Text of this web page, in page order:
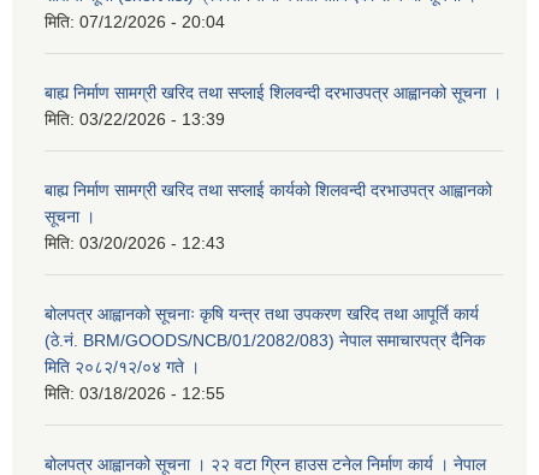
मिति: 07/12/2026 - 20:04
बाह्य निर्माण सामग्री खरिद तथा सप्लाई शिलवन्दी दरभाउपत्र आह्वानको सूचना ।
मिति: 03/22/2026 - 13:39
बाह्य निर्माण सामग्री खरिद तथा सप्लाई कार्यको शिलवन्दी दरभाउपत्र आह्वानको
सूचना ।
मिति: 03/20/2026 - 12:43
बोलपत्र आह्वानको सूचनाः कृषि यन्त्र तथा उपकरण खरिद तथा आपूर्ति कार्य
(ठे.नं. BRM/GOODS/NCB/01/2082/083) नेपाल समाचारपत्र दैनिक
मिति २०८२/१२/०४ गते ।
मिति: 03/18/2026 - 12:55
बोलपत्र आह्वानको सूचना । २२ वटा ग्रिन हाउस टनेल निर्माण कार्य । नेपाल